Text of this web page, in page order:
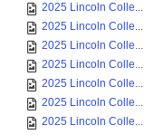
2025 Lincoln Colle...
2025 Lincoln Colle...
2025 Lincoln Colle...
2025 Lincoln Colle...
2025 Lincoln Colle...
2025 Lincoln Colle...
2025 Lincoln Colle...